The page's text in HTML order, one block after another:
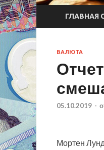
ГЛАВНАЯ
ВАЛЮТА
05.10.2019 -
Мортен